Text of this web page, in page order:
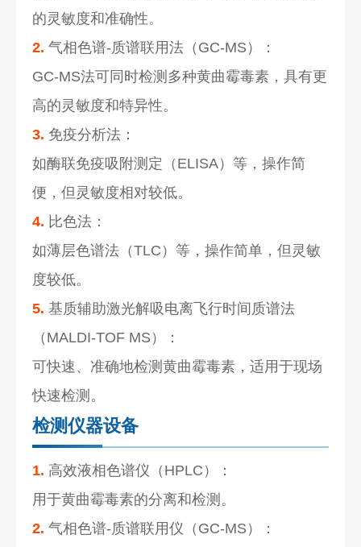
的灵敏度和准确性。
2. 气相色谱-质谱联用法（GC-MS）：
GC-MS法可同时检测多种黄曲霉毒素，具有更
高的灵敏度和特异性。
3. 免疫分析法：
如酶联免疫吸附测定（ELISA）等，操作简
便，但灵敏度相对较低。
4. 比色法：
如薄层色谱法（TLC）等，操作简单，但灵敏
度较低。
5. 基质辅助激光解吸电离飞行时间质谱法
（MALDI-TOF MS）：
可快速、准确地检测黄曲霉毒素，适用于现场
快速检测。
检测仪器设备
1. 高效液相色谱仪（HPLC）：
用于黄曲霉毒素的分离和检测。
2. 气相色谱-质谱联用仪（GC-MS）：